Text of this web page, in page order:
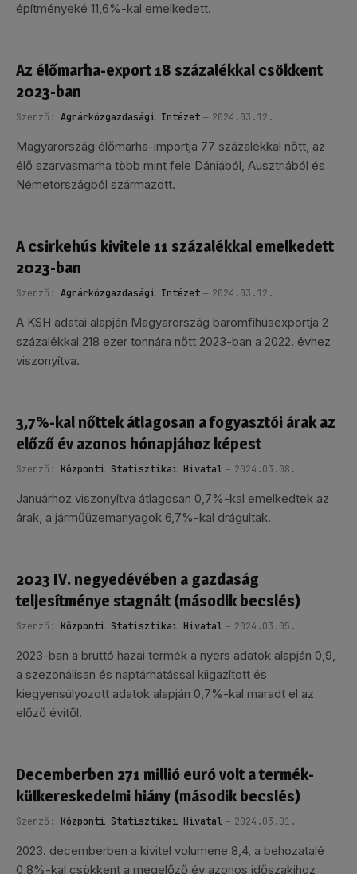
építményeké 11,6%-kal emelkedett.
Az élőmarha-export 18 százalékkal csökkent
2023-ban
Szerző: Agrárközgazdasági Intézet 2024.03.12.
Magyarország élőmarha-importja 77 százalékkal nőtt, az
élő szarvasmarha több mint fele Dániából, Ausztriából és
Németországból származott.
A csirkehús kivitele 11 százalékkal emelkedett
2023-ban
Szerző: Agrárközgazdasági Intézet 2024.03.12.
A KSH adatai alapján Magyarország baromfihúsexportja 2
százalékkal 218 ezer tonnára nőtt 2023-ban a 2022. évhez
viszonyítva.
3,7%-kal nőttek átlagosan a fogyasztói árak az
előző év azonos hónapjához képest
Szerző: Központi Statisztikai Hivatal 2024.03.08.
Januárhoz viszonyítva átlagosan 0,7%-kal emelkedtek az
árak, a járműüzemanyagok 6,7%-kal drágultak.
2023 IV. negyedévében a gazdaság
teljesítménye stagnált (második becslés)
Szerző: Központi Statisztikai Hivatal 2024.03.05.
2023-ban a bruttó hazai termék a nyers adatok alapján 0,9,
a szezonálisan és naptárhatással kiigazított és
kiegyensúlyozott adatok alapján 0,7%-kal maradt el az
előző évitől.
Decemberben 271 millió euró volt a termék-
külkereskedelmi hiány (második becslés)
Szerző: Központi Statisztikai Hivatal 2024.03.01.
2023. decemberben a kivitel volumene 8,4, a behozatalé
0,8%-kal csökkent a megelőző év azonos időszakihoz